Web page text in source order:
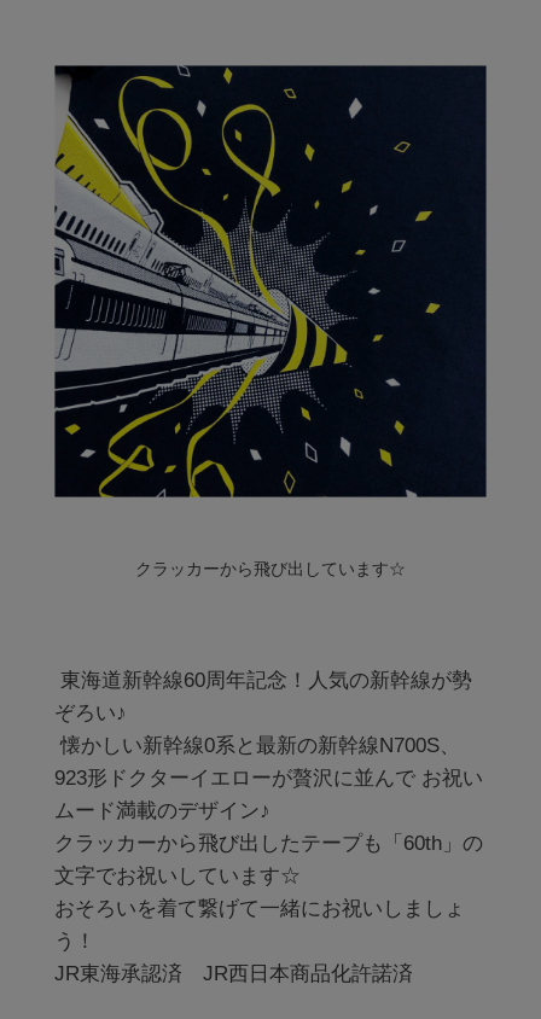
クラッカーから飛び出しています☆
ぞろい♪
懐かしい新幹線0系と最新の新幹線N700S、
923形ドクターイエローが贅沢に並んで お祝い
ムード満載のデザイン♪
クラッカーから飛び出したテープも「60th」の
文字でお祝いしています☆
おそろいを着て繋げて一緒にお祝いしましょ
う！
JR東海承認済　JR西日本商品化許諾済